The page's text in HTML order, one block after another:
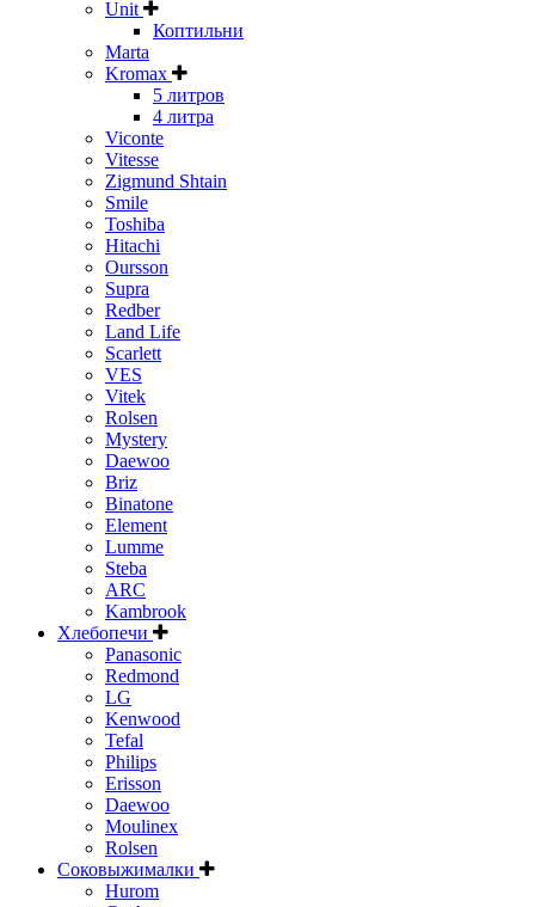
Unit
Коптильни
Marta
Kromax
5 литров
4 литра
Viconte
Vitesse
Zigmund Shtain
Smile
Toshiba
Hitachi
Oursson
Supra
Redber
Land Life
Scarlett
VES
Vitek
Rolsen
Mystery
Daewoo
Briz
Binatone
Element
Lumme
Steba
ARC
Kambrook
Хлебопечи
Panasonic
Redmond
LG
Kenwood
Tefal
Philips
Erisson
Daewoo
Moulinex
Rolsen
Соковыжималки
Hurom